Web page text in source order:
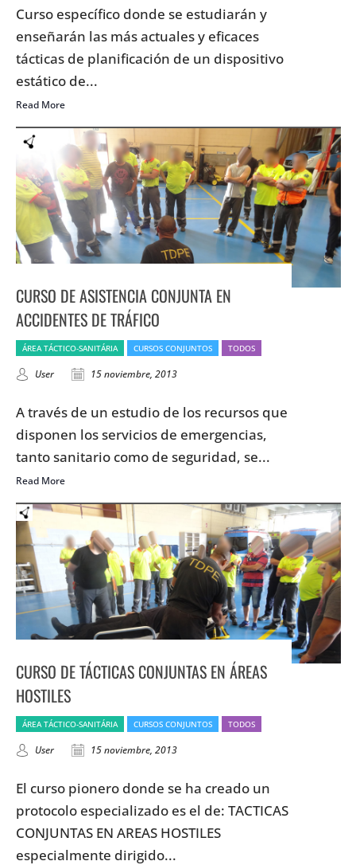
Curso específico donde se estudiarán y
enseñarán las más actuales y eficaces
tácticas de planificación de un dispositivo
estático de...
Read More
CURSO DE ASISTENCIA CONJUNTA EN
ACCIDENTES DE TRÁFICO
ÁREA TÁCTICO-SANITÁRIA CURSOS CONJUNTOS TODOS
User 15 noviembre, 2013
A través de un estudio de los recursos que
disponen los servicios de emergencias,
tanto sanitario como de seguridad, se...
Read More
CURSO DE TÁCTICAS CONJUNTAS EN ÁREAS
HOSTILES
ÁREA TÁCTICO-SANITÁRIA CURSOS CONJUNTOS TODOS
User 15 noviembre, 2013
El curso pionero donde se ha creado un
protocolo especializado es el de: TACTICAS
CONJUNTAS EN AREAS HOSTILES
especialmente dirigido...